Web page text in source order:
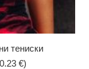
тениски
€)